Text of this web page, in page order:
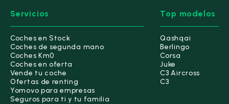
Servicios
Coches en Stock
Coches de segunda mano
Coches Km0
Coches en oferta
Vende tu coche
Ofertas de renting
Yomovo para empresas
Seguros para ti y tu familia
Top modelos
Qashqai
Berlingo
Corsa
Juke
C3 Aircross
C3